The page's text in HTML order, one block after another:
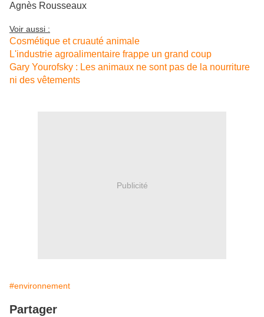
Agnès Rousseaux
Voir aussi :
Cosmétique et cruauté animale
L'industrie agroalimentaire frappe un grand coup
Gary Yourofsky : Les animaux ne sont pas de la nourriture
ni des vêtements
Publicité
#environnement
Partager